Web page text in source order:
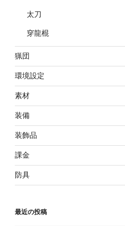
太刀
穿龍棍
猟団
環境設定
素材
装備
装飾品
課金
防具
最近の投稿